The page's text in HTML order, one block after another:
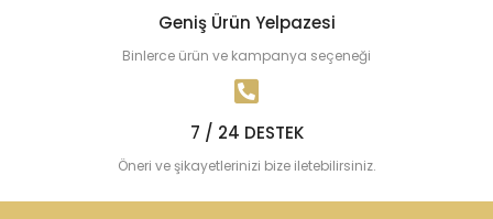
Geniş Ürün Yelpazesi
Binlerce ürün ve kampanya seçeneği
7 / 24 DESTEK
Öneri ve şikayetlerinizi bize iletebilirsiniz.